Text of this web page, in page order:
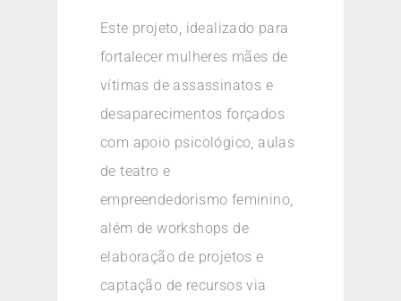
Este projeto, idealizado para
fortalecer mulheres mães de
vítimas de assassinatos e
desaparecimentos forçados
com apoio psicológico, aulas
de teatro e
empreendedorismo feminino,
além de workshops de
elaboração de projetos e
captação de recursos via